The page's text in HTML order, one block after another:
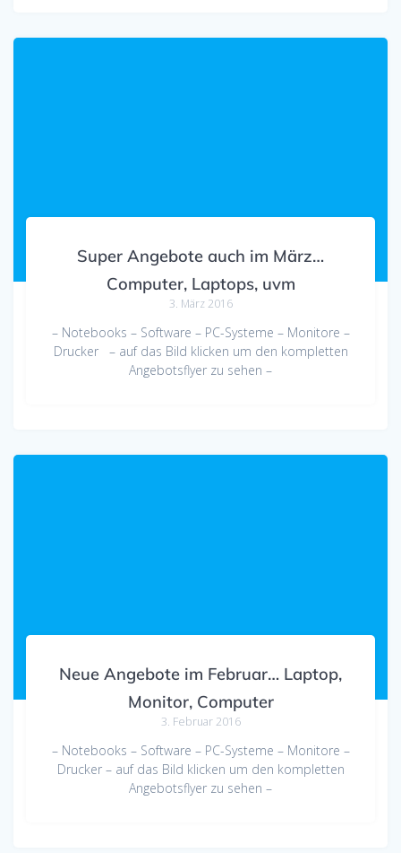
Super Angebote auch im März…
Computer, Laptops, uvm
3. März 2016
– Notebooks – Software – PC-Systeme – Monitore –
Drucker – auf das Bild klicken um den kompletten
Angebotsflyer zu sehen –
Neue Angebote im Februar… Laptop,
Monitor, Computer
3. Februar 2016
– Notebooks – Software – PC-Systeme – Monitore –
Drucker – auf das Bild klicken um den kompletten
Angebotsflyer zu sehen –